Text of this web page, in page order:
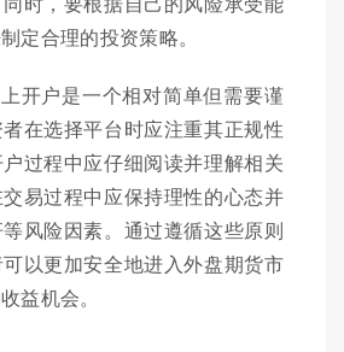
定合理的投资策略。
开户是一个相对简单但需要谨
在选择平台时应注重其正规性
过程中应仔细阅读并理解相关
易过程中应保持理性的心态并
风险因素。通过遵循这些原则
以更加安全地进入外盘期货市
益机会。